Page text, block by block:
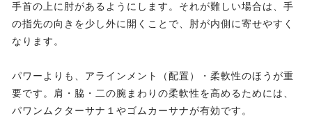
手首の上に肘があるようにします。それが難しい場合は、手
の指先の向きを少し外に開くことで、肘が内側に寄せやすく
なります。
パワーよりも、アラインメント（配置）・柔軟性のほうが重
要です。肩・脇・二の腕まわりの柔軟性を高めるためには、
パワンムクターサナ１やゴムカーサナが有効です。